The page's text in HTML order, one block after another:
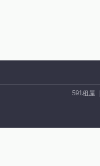
591租屋